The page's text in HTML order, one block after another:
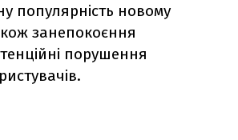
популярність новому
занепокоєння
порушення